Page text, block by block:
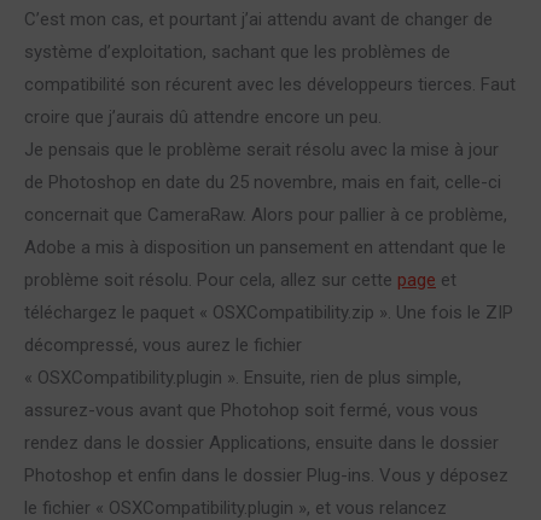
C’est mon cas, et pourtant j’ai attendu avant de changer de
système d’exploitation, sachant que les problèmes de
compatibilité son récurent avec les développeurs tierces. Faut
croire que j’aurais dû attendre encore un peu.
Je pensais que le problème serait résolu avec la mise à jour
de Photoshop en date du 25 novembre, mais en fait, celle-ci
concernait que CameraRaw. Alors pour pallier à ce problème,
Adobe a mis à disposition un pansement en attendant que le
problème soit résolu. Pour cela, allez sur cette page et
téléchargez le paquet « OSXCompatibility.zip ». Une fois le ZIP
décompressé, vous aurez le fichier
« OSXCompatibility.plugin ». Ensuite, rien de plus simple,
assurez-vous avant que Photohop soit fermé, vous vous
rendez dans le dossier Applications, ensuite dans le dossier
Photoshop et enfin dans le dossier Plug-ins. Vous y déposez
le fichier « OSXCompatibility.plugin », et vous relancez